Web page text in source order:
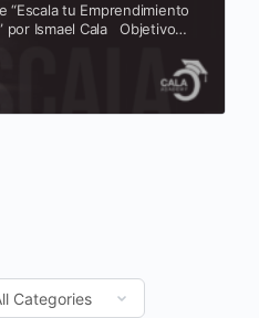
“Escala tu Emprendimiento
por Ismael Cala Objetivo
adquieran las habilidades